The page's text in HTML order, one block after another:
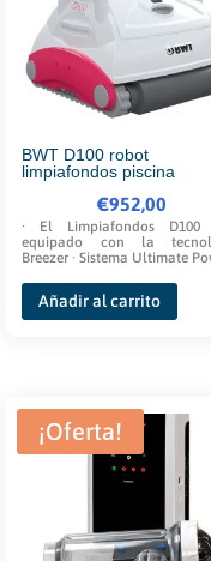
BWT D100 robot
limpiafondos piscina
€952,00
· El Limpiafondos D100
equipado con la
Breezer · Sistema Ultimate
Añadir al carrito
¡Oferta!